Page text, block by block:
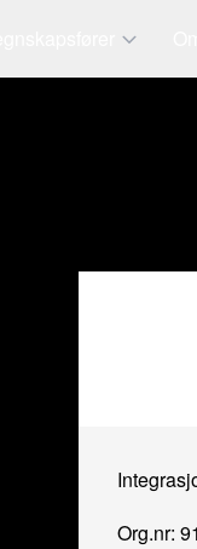
Org.nr: